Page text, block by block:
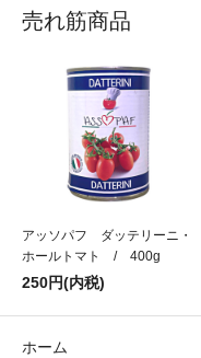
売れ筋商品
アッソパフ ダッテリーニ・
ホールトマト / 400g
250円(内税)
ホーム